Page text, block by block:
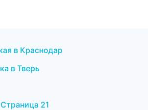
в Краснодар
в Тверь
21